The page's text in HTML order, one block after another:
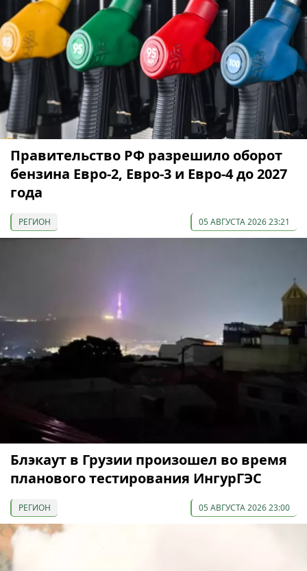
Правительство РФ разрешило оборот
бензина Евро-2, Евро-3 и Евро-4 до 2027
года
РЕГИОН 05 АВГУСТА 2026 23:21
Блэкаут в Грузии произошел во время
планового тестирования ИнгурГЭС
РЕГИОН 05 АВГУСТА 2026 23:00